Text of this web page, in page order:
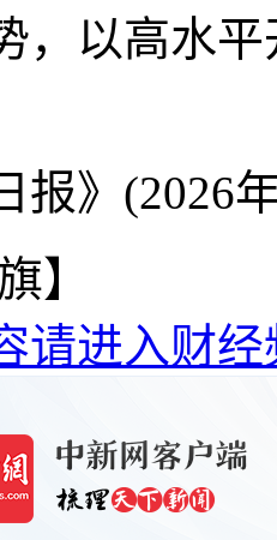
，以高水
》(2026年
】
请进入财经